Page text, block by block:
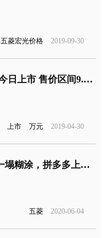
五菱宏光价格 2019-09-30
长安CS75百万版今日上市 售价区间9.58-10.78万元
上市 万元 2019-04-30
“地摊经济”火得一塌糊涂，拼多多上线“五菱摆摊神车团”
五菱 2020-06-04